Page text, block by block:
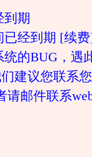
到期
已经到期 [续
统的BUG，遇
建议您联系
邮件联系